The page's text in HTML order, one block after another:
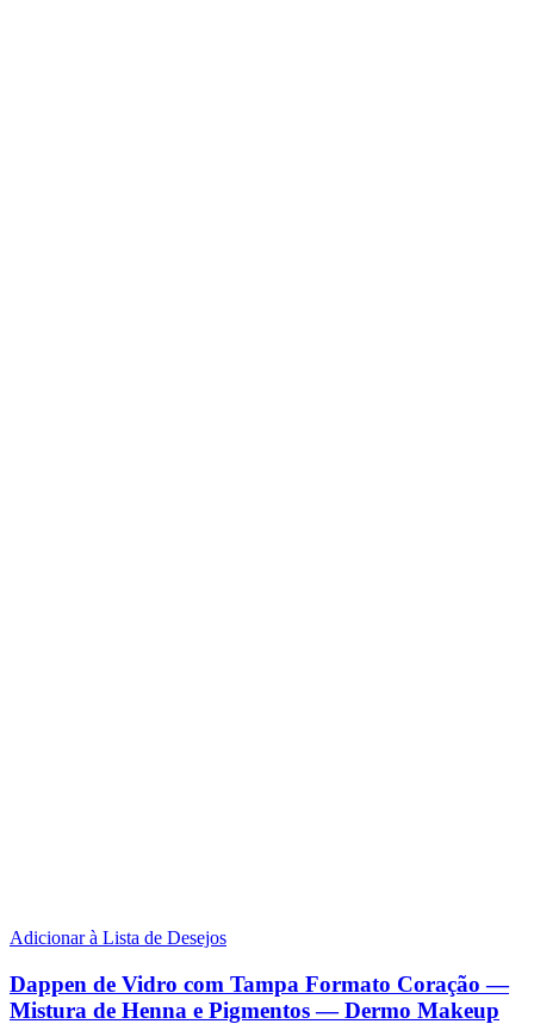
Adicionar à Lista de Desejos
Dappen de Vidro com Tampa Formato Coração —
Mistura de Henna e Pigmentos — Dermo Makeup